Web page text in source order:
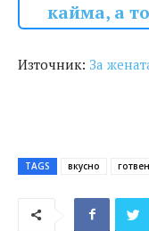
кайма, а
Източник: За
TAGS вкусно